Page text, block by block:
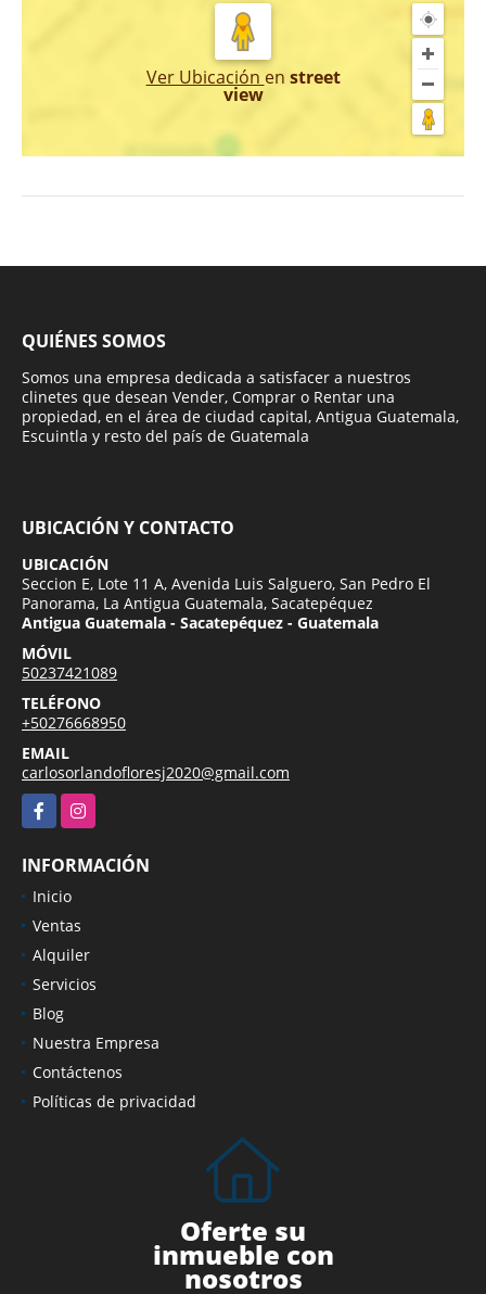
Ver Ubicación en street
view
QUIÉNES SOMOS
Somos una empresa dedicada a satisfacer a nuestros
clinetes que desean Vender, Comprar o Rentar una
propiedad, en el área de ciudad capital, Antigua Guatemala,
Escuintla y resto del país de Guatemala
UBICACIÓN Y CONTACTO
UBICACIÓN
Seccion E, Lote 11 A, Avenida Luis Salguero, San Pedro El
Panorama, La Antigua Guatemala, Sacatepéquez
Antigua Guatemala - Sacatepéquez - Guatemala
MÓVIL
50237421089
TELÉFONO
+50276668950
EMAIL
carlosorlandofloresj2020@gmail.com
FacebookInstagram
INFORMACIÓN
Inicio
Ventas
Alquiler
Servicios
Blog
Nuestra Empresa
Contáctenos
Políticas de privacidad
Oferte su
inmueble con
nosotros